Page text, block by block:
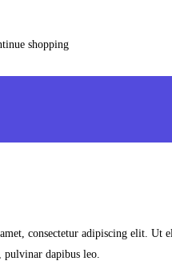
shopping
consectetur adipiscing elit. Ut
dapibus leo.